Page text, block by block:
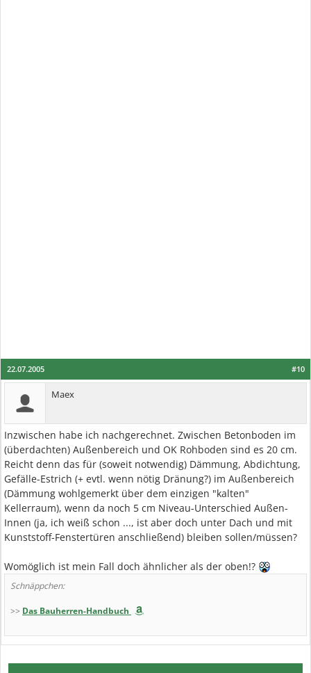
#10
22.07.2005
Maex
Inzwischen habe ich nachgerechnet. Zwischen Betonboden im
(überdachten) Außenbereich und OK Rohboden sind es 20 cm.
Reicht denn das für (soweit notwendig) Dämmung, Abdichtung,
Gefälle-Estrich (+ evtl. wenn nötig Dränung?) im Außenbereich
(Dämmung wohlgemerkt über dem einzigen "kalten"
Kellerraum), wenn da noch 5 cm Niveau-Unterschied Außen-
Innen (ja, ich weiß schon ..., ist aber doch unter Dach und mit
Kunststoff-Fenstertüren anschließend) bleiben sollen/müssen?
Womöglich ist mein Fall doch ähnlicher als der oben!?
Schnäppchen:
>> Das Bauherren-Handbuch